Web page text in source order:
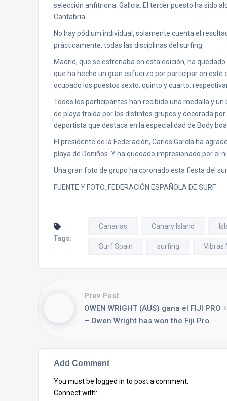
selección anfitriona: Galicia. El tercer puesto ha sido
Cantabria.
No hay pódium individual, solamente cuenta el
prácticamente, todas las disciplinas del surfing.
Madrid, que se estrenaba en esta edición, ha
que ha hecho un gran esfuerzo por participar en este
ocupado los puestos sexto, quinto y cuarto,
Todos los participantes han recibido una medalla y
de playa traída por los distintos grupos y decorada
deportista que destaca en la especialidad de Body
El presidente de la Federación, Carlos García ha
playa de Doniños. Y ha quedado impresionado por el
Una gran foto de grupo ha coronado esta fiesta del
FUENTE Y FOTO: FEDERACIÓN ESPAÑOLA DE SURF
Tags:
Canarias Canary Island
Surf Spain surfing Vibras
Prev Post
OWEN WRIGHT (AUS) gana el FIJI PRO
– Owen Wright has won the Fiji Pro
Add Comment
You must be logged in to post a comment.
Connect with: